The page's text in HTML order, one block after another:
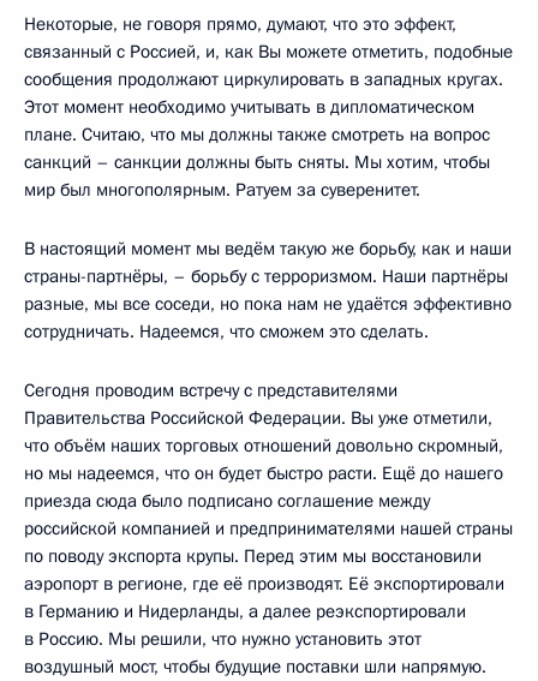
Некоторые, не говоря прямо, думают, что это эффект,
связанный с Россией, и, как Вы можете отметить, подобные
сообщения продолжают циркулировать в западных кругах.
Этот момент необходимо учитывать в дипломатическом
плане. Считаю, что мы должны также смотреть на вопрос
санкций – санкции должны быть сняты. Мы хотим, чтобы
мир был многополярным. Ратуем за суверенитет.
В настоящий момент мы ведём такую же борьбу, как и наши
страны-партнёры, – борьбу с терроризмом. Наши партнёры
разные, мы все соседи, но пока нам не удаётся эффективно
сотрудничать. Надеемся, что сможем это сделать.
Сегодня проводим встречу с представителями
Правительства Российской Федерации. Вы уже отметили,
что объём наших торговых отношений довольно скромный,
но мы надеемся, что он будет быстро расти. Ещё до нашего
приезда сюда было подписано соглашение между
российской компанией и предпринимателями нашей страны
по поводу экспорта крупы. Перед этим мы восстановили
аэропорт в регионе, где её производят. Её экспортировали
в Германию и Нидерланды, а далее реэкспортировали
в Россию. Мы решили, что нужно установить этот
воздушный мост, чтобы будущие поставки шли напрямую.